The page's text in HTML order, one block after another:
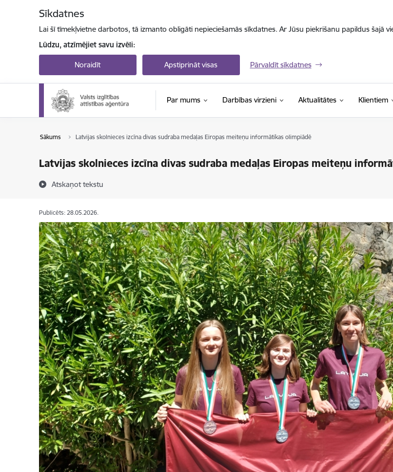
Sīkdatnes
Lai šī tīmekļvietne darbotos, tā izmanto obligāti nepieciešamās sīkdatnes. Ar Jūsu piekrišanu papildus šajā
Lūdzu, atzīmējiet savu izvēli:
Noraidīt Apstiprināt visas Pārvaldīt sīkdatnes
Par mums Darbības virzieni Aktualitātes Klientiem
Sākums Latvijas skolnieces izcīna divas sudraba medaļas Eiropas meiteņu informātikas olimpiādē
Latvijas skolnieces izcīna divas sudraba medaļas Eiropas meiteņu
Atskaņot tekstu
Publicēts: 28.05.2026.